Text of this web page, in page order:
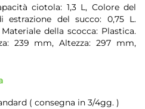
ciotola: 1,3 L, Colore del
estrazione del succo: 0,75 L.
della scocca: Plastica.
239 mm, Altezza: 297 mm,
( consegna in 3/4gg. )